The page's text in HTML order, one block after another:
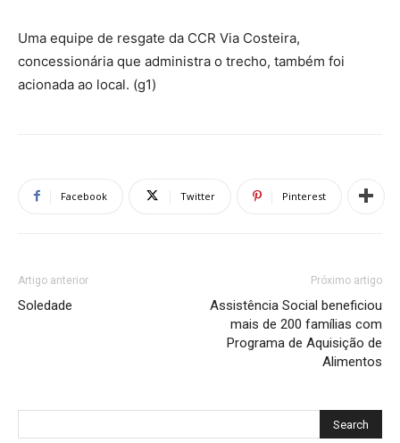
Uma equipe de resgate da CCR Via Costeira,
concessionária que administra o trecho, também foi
acionada ao local. (g1)
Facebook Twitter Pinterest
Artigo anterior
Soledade
Próximo artigo
Assistência Social beneficiou
mais de 200 famílias com
Programa de Aquisição de
Alimentos